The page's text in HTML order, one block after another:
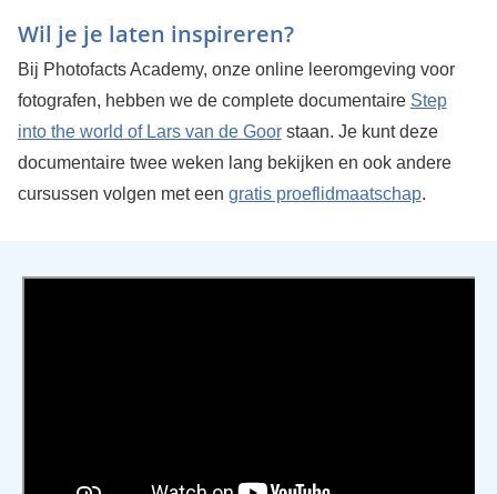
Wil je je laten inspireren?
Bij Photofacts Academy, onze online leeromgeving voor
fotografen, hebben we de complete documentaire Step
into the world of Lars van de Goorstaan. Je kunt deze
documentaire twee weken lang bekijken en ook andere
cursussen volgen met een gratis proeflidmaatschap.